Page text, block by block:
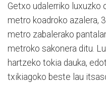
Getxo udalerriko luxuzko
metro koadroko azalera,
metro zabalerako
metroko sakonera ditu.
hartzeko tokia dauka,
txikiagoko beste lau